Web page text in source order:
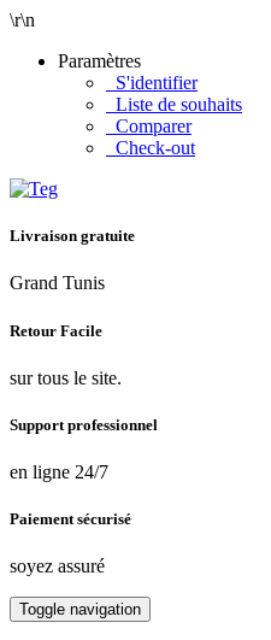
\r\n
Paramètres
S'identifier
Liste de souhaits
Comparer
Check-out
Livraison gratuite
Grand Tunis
Retour Facile
sur tous le site.
Support professionnel
en ligne 24/7
Paiement sécurisé
soyez assuré
Toggle navigation